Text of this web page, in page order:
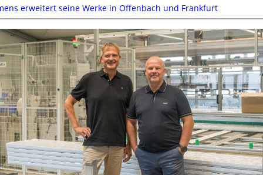
erweitert seine Werke in Offenbach und Frankfurt